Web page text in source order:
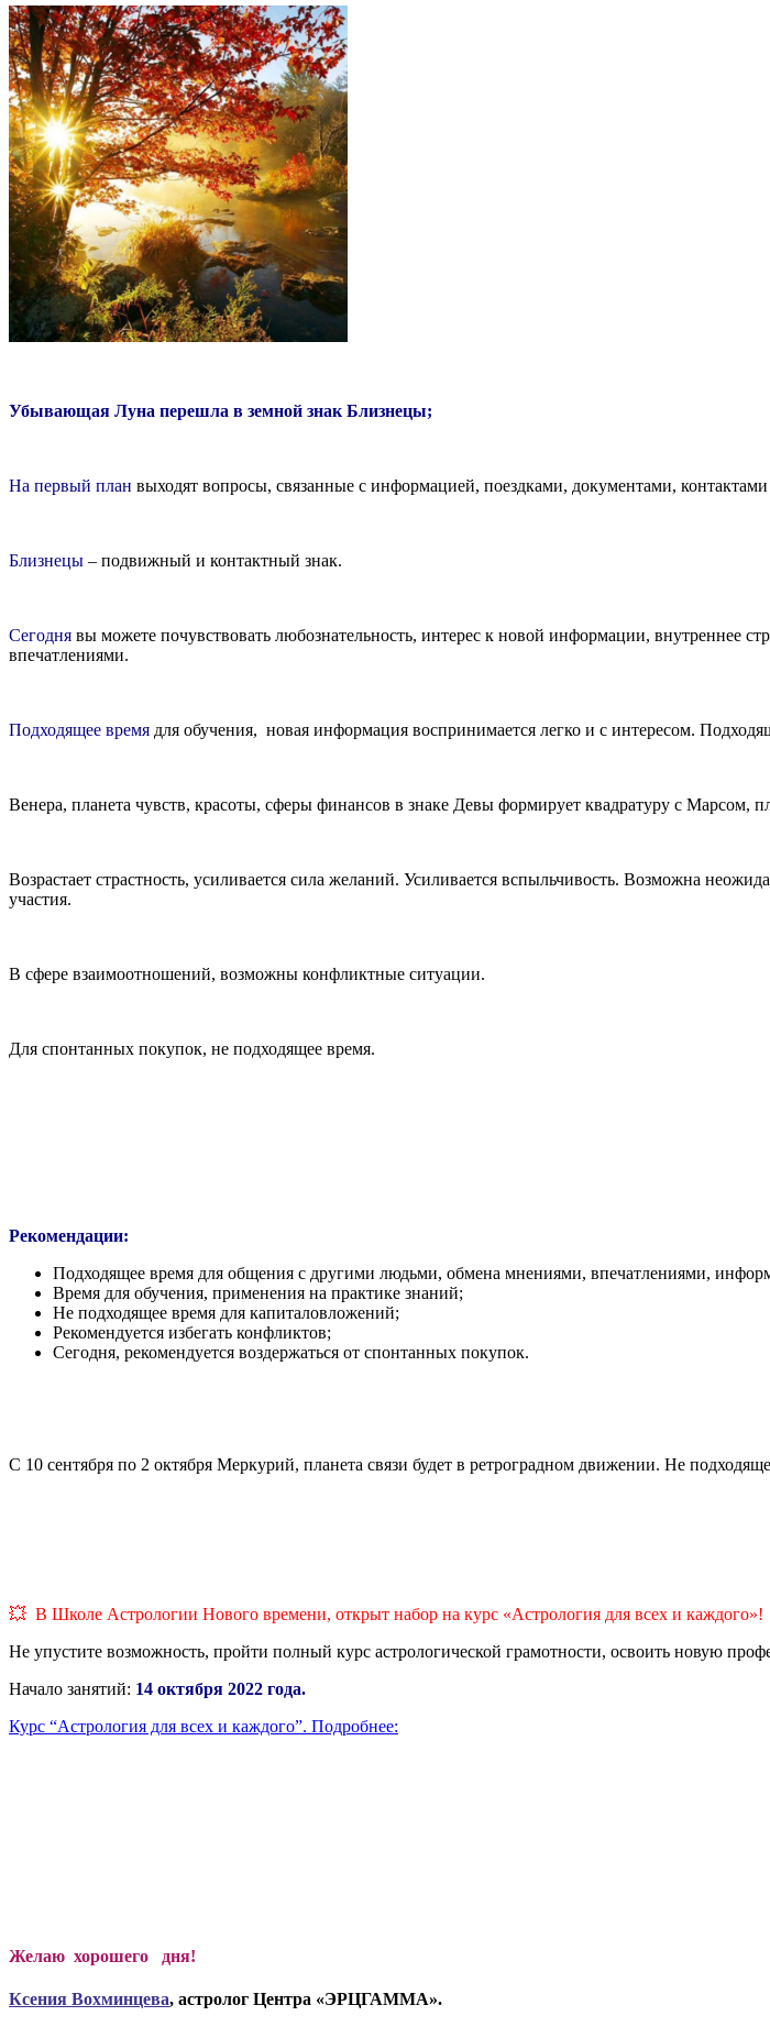
Убывающая Луна перешла в земной знак Близнецы;
На первый план выходят вопросы, связанные с информацией, поездками, документами,
Близнецы – подвижный и контактный знак.
Сегодня вы можете почувствовать любознательность, интерес к новой информации, внутреннее
впечатлениями.
Подходящее время для обучения, новая информация воспринимается легко и с интересом.
Венера, планета чувств, красоты, сферы финансов в знаке Девы формирует квадратуру с Марсом,
Возрастает страстность, усиливается сила желаний. Усиливается вспыльчивость. Возможна
участия.
В сфере взаимоотношений, возможны конфликтные ситуации.
Для спонтанных покупок, не подходящее время.
Рекомендации:
Подходящее время для общения с другими людьми, обмена мнениями, впечатлениями,
Время для обучения, применения на практике знаний;
Не подходящее время для капиталовложений;
Рекомендуется избегать конфликтов;
Сегодня, рекомендуется воздержаться от спонтанных покупок.
С 10 сентября по 2 октября Меркурий, планета связи будет в ретроградном движении. Не
💥 В Школе Астрологии Нового времени, открыт набор на курс «Астрология для всех и каждого»!
Не упустите возможность, пройти полный курс астрологической грамотности, освоить новую
Начало занятий: 14 октября 2022 года.
Курс “Астрология для всех и каждого”. Подробнее:
Желаю хорошего дня!
Ксения Вохминцева, астролог Центра «ЭРЦГАММА».